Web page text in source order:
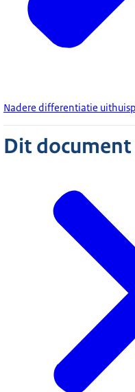
Nadere differentiatie
Dit